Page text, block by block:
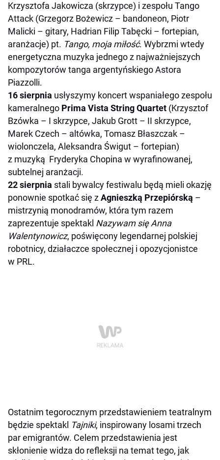
Krzysztofa Jakowicza (skrzypce) i zespołu Tango
Attack (Grzegorz Bożewicz – bandoneon, Piotr
Malicki – gitary, Hadrian Filip Tabęcki – fortepian,
aranżacje) pt. Tango, moja miłość. Wybrzmi wtedy
energetyczna muzyka jednego z najważniejszych
kompozytorów tanga argentyńskiego Astora
Piazzolli.
16 sierpnia usłyszymy koncert wspaniałego zespołu
kameralnego Prima Vista String Quartet (Krzysztof
Bzówka – I skrzypce, Jakub Grott – II skrzypce,
Marek Czech – altówka, Tomasz Błaszczak –
wiolonczela, Aleksandra Świgut – fortepian)
z muzyką Fryderyka Chopina w wyrafinowanej,
subtelnej aranżacji.
22 sierpnia stali bywalcy festiwalu będą mieli okazję
ponownie spotkać się zAgnieszką Przepiórską –
mistrzynią monodramów, która tym razem
zaprezentuje spektakl Nazywam się Anna
Walentynowicz, poświęcony legendarnej polskiej
robotnicy, działaczce społecznej i opozycjonistce
w PRL.
Ostatnim tegorocznym przedstawieniem teatralnym
będzie spektakl Tajniki, inspirowany losami trzech
par emigrantów. Celem przedstawienia jest
skłonienie widza do refleksji na temat tego, jak